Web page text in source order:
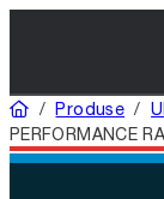
Acasă
/Produse /
PERFORMANCE